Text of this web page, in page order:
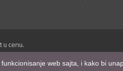
u cenu.
,Izrada sajtaimobilnih aplikacijai SEO
web sajta, i kako bi